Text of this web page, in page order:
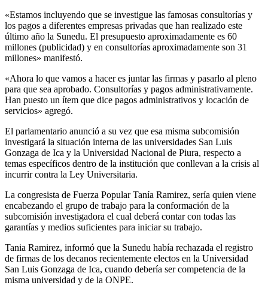
«Estamos incluyendo que se investigue las famosas consultorías y
los pagos a diferentes empresas privadas que han realizado este
último año la Sunedu. El presupuesto aproximadamente es 60
millones (publicidad) y en consultorías aproximadamente son 31
millones» manifestó.
«Ahora lo que vamos a hacer es juntar las firmas y pasarlo al pleno
para que sea aprobado. Consultorías y pagos administrativamente.
Han puesto un ítem que dice pagos administrativos y locación de
servicios» agregó.
El parlamentario anunció a su vez que esa misma subcomisión
investigará la situación interna de las universidades San Luis
Gonzaga de Ica y la Universidad Nacional de Piura, respecto a
temas específicos dentro de la institución que conllevan a la crisis al
incurrir contra la Ley Universitaria.
La congresista de Fuerza Popular Tanía Ramirez, sería quien viene
encabezando el grupo de trabajo para la conformación de la
subcomisión investigadora el cual deberá contar con todas las
garantías y medios suficientes para iniciar su trabajo.
Tania Ramirez, informó que la Sunedu había rechazada el registro
de firmas de los decanos recientemente electos en la Universidad
San Luis Gonzaga de Ica, cuando debería ser competencia de la
misma universidad y de la ONPE.